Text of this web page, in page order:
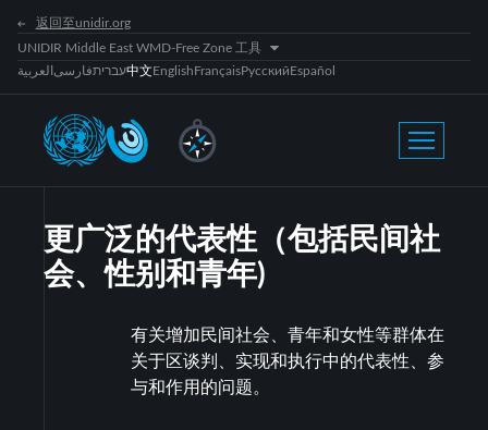
返回至unidir.org
UNIDIR Middle East WMD-Free Zone 工具
العربية فارسیעברית中文EnglishFrançaisРусскийEspañol
更广泛的代表性（包括民间社
会、性别和青年)
有关增加民间社会、青年和女性等群体在
关于区谈判、实现和执行中的代表性、参
与和作用的问题。